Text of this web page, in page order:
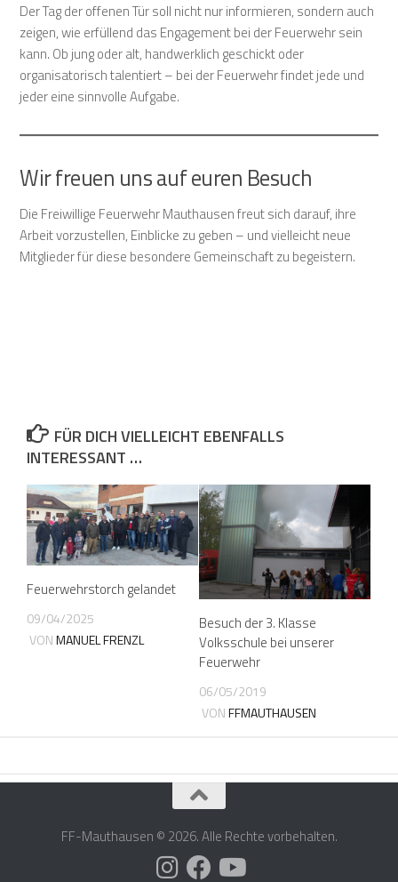
Der Tag der offenen Tür soll nicht nur informieren, sondern auch
zeigen, wie erfüllend das Engagement bei der Feuerwehr sein
kann. Ob jung oder alt, handwerklich geschickt oder
organisatorisch talentiert – bei der Feuerwehr findet jede und
jeder eine sinnvolle Aufgabe.
Wir freuen uns auf euren Besuch
Die Freiwillige Feuerwehr Mauthausen freut sich darauf, ihre
Arbeit vorzustellen, Einblicke zu geben – und vielleicht neue
Mitglieder für diese besondere Gemeinschaft zu begeistern.
FÜR DICH VIELLEICHT EBENFALLS
INTERESSANT …
Feuerwehrstorch gelandet
09/04/2025
VONMANUEL FRENZL
Besuch der 3. Klasse
Volksschule bei unserer
Feuerwehr
06/05/2019
VONFFMAUTHAUSEN
FF-Mauthausen © 2026. Alle Rechte vorbehalten.